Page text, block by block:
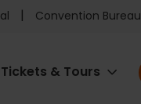
Convention Bureau
Tickets & Tours